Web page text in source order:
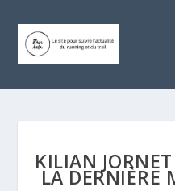
KILIAN
LA DERNIÈRE